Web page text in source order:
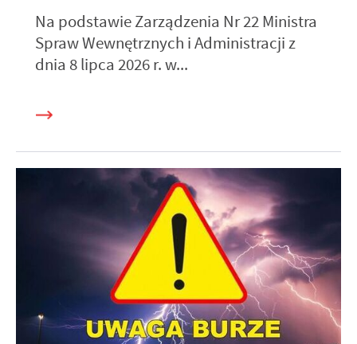
Na podstawie Zarządzenia Nr 22 Ministra
Spraw Wewnętrznych i Administracji z
dnia 8 lipca 2026 r. w...